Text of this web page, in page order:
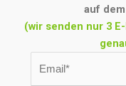
auf
(wir senden nur 3